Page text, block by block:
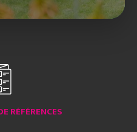
RÉFÉRENCES